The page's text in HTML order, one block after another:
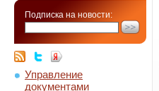
Подписка на новости:
Управление
документами